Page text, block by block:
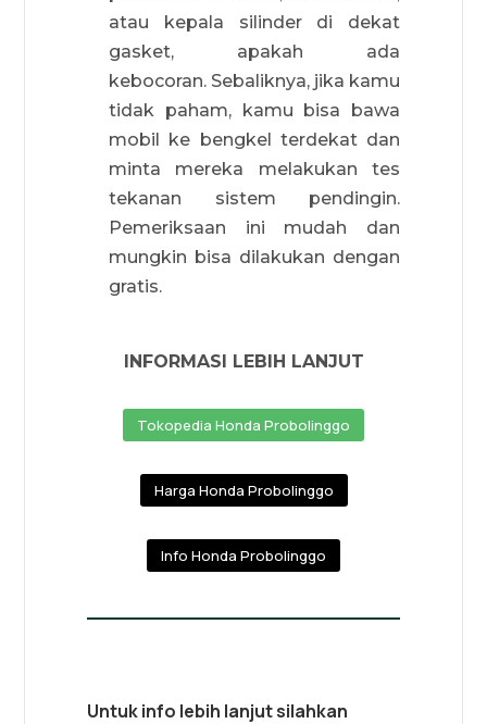
atau kepala silinder di dekat
gasket, apakah ada
kebocoran. Sebaliknya, jika kamu
tidak paham, kamu bisa bawa
mobil ke bengkel terdekat dan
minta mereka melakukan tes
tekanan sistem pendingin.
Pemeriksaan ini mudah dan
mungkin bisa dilakukan dengan
gratis.
INFORMASI LEBIH LANJUT
Tokopedia Honda Probolinggo
Harga Honda Probolinggo
Info Honda Probolinggo
Untuk info lebih lanjut silahkan